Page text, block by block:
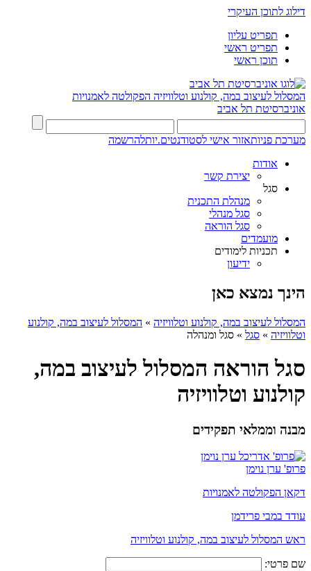
דילוג לתוכן העיקרי
תפריט עליון
תפריט ראשי
תוכן ראשי
המסלול לעיצוב במה, קולנוע וטלוויזיה הפקולטה לאמנויות
אוניברסיטת תל אביב
מערכת פניותאזור אישי לסטודנטים.יותלהרשמה
אודות
יצירת קשר
סגל
מנהלת התכנית
סגל מנהלי
סגל הוראה
מועמדים
תכניות לימודים
ידיעון
הינך נמצא כאן
המסלול לעיצוב במה, קולנוע וטלוויזיה » המסלול לעיצוב במה, קולנוע
וטלוויזיה » סגל » סגל ומנהלה
סגל הוראה המסלול לעיצוב במה,
קולנוע וטלוויזיה
מבנה וממלאי תפקידים
פרופ' ערן נוימן
דקאן הפקולטה לאמנויות
עודד במבי פרידמן
ראש המסלול לעיצוב במה, קולנוע וטלוויזיה
שם פרטי: